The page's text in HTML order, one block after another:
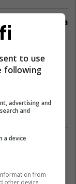
rastin, vajza
largohet
prani të
një jetë",
e
nxënësit dhe
e
to use
following
advertising and
and
a device
from
other device